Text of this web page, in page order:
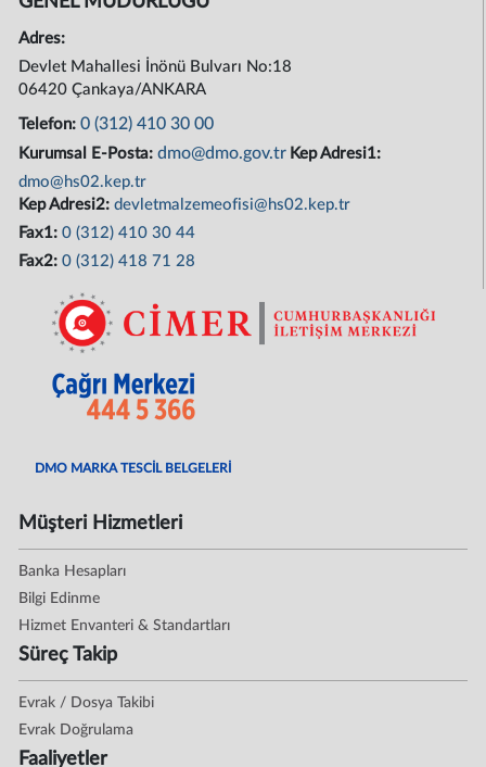
Adres:
Devlet Mahallesi İnönü Bulvarı No:18
06420 Çankaya/ANKARA
Telefon:0 (312) 410 30 00
Kurumsal E-Posta:dmo@dmo.gov.tr Kep Adresi1:
dmo@hs02.kep.tr
Kep Adresi2:devletmalzemeofisi@hs02.kep.tr
Fax1:0 (312) 410 30 44
Fax2:0 (312) 418 71 28
DMO MARKA TESCİL BELGELERİ
Müşteri Hizmetleri
Banka Hesapları
Bilgi Edinme
Hizmet Envanteri & Standartları
Süreç Takip
Evrak / Dosya Takibi
Evrak Doğrulama
Faaliyetler